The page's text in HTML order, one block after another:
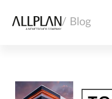
/ Blog